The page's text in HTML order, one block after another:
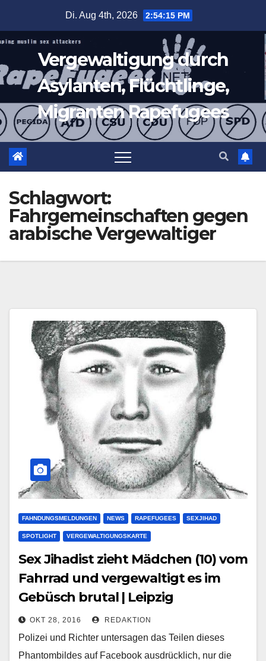
springen
Di. Aug 4th, 2026 2:54:16 PM
Vergewaltigung durch
Asylanten, Flüchtlinge,
Migranten Rapefugees
Schlagwort:
Fahrgemeinschaften gegen
arabische Vergewaltiger
FAHNDUNGSMELDUNGEN NEWS RAPEFUGEES SEXJIHAD
SPOTLIGHT VERGEWALTIGUNGSKARTE
Sex Jihadist zieht Mädchen (10) vom
Fahrrad und vergewaltigt es im
Gebüsch brutal | Leipzig
OKT 28, 2016 REDAKTION
Polizei und Richter untersagen das Teilen dieses
Phantombildes auf Facebook ausdrücklich, nur die